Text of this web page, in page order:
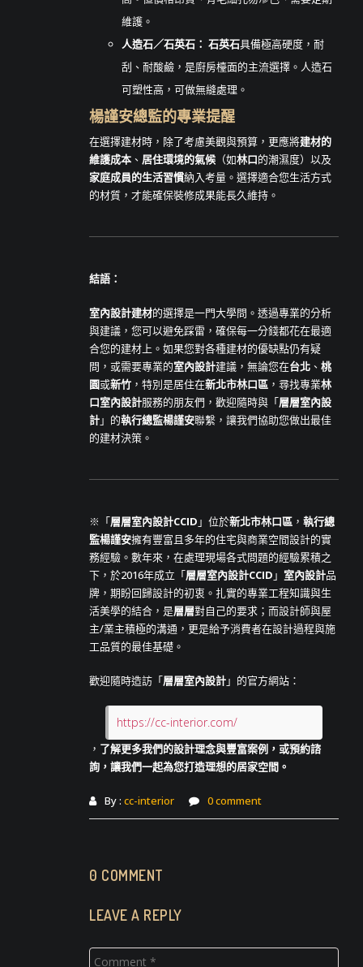
維護。
人造石／石英石： 石英石具備極高硬度，耐
刮、耐酸鹼，是廚房檯面的主流選擇。人造石
可塑性高，可做無縫處理。
楊謹安總監的專業提醒
在選擇建材時，除了考慮美觀與預算，更應將建材的
維護成本 、 居住環境的氣候 （如林口的潮濕度）以及
家庭成員的生活習慣納入考量。選擇適合您生活方式
的材質，才能確保裝修成果能長久維持。
結語：
室內設計建材的選擇是一門大學問。透過專業的分析
與建議，您可以避免踩雷，確保每一分錢都花在最適
合您的建材上。如果您對各種建材的優缺點仍有疑
問，或需要專業的室內設計建議，無論您在台北 、 桃
園或新竹 ，特別是居住在新北市林口區 ，尋找專業林
口室內設計服務的朋友們，歡迎隨時與「層層室內設
計」的執行總監楊謹安聯繫，讓我們協助您做出最佳
的建材決策。
※「層層室內設計CCID 」位於新北市林口區 ， 執行總
監楊謹安擁有豐富且多年的住宅與商業空間設計的實
務經驗。數年來，在處理現場各式問題的經驗累積之
下，於2016年成立「層層室內設計CCID 」 室內設計品
牌，期盼回歸設計的初衷。扎實的專業工程知識與生
活美學的結合，是層層對自己的要求；而設計師與屋
主/業主積極的溝通，更是給予消費者在設計過程與施
工品質的最佳基礎。
歡迎隨時造訪「層層室內設計」的官方網站：
https://cc-interior.com/
， 了解更多我們的設計理念與豐富案例，或預約諮
詢，讓我們一起為您打造理想的居家空間。
By : cc-interior 0 comment
0 COMMENT
LEAVE A REPLY